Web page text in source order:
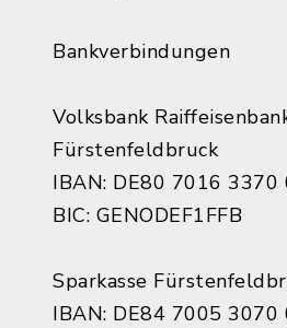
Bankverbindungen
Volksbank
Fürstenfeldbruck
IBAN: DE80 7016
BIC: GENODEF1FFB
Sparkasse
IBAN: DE84 7005